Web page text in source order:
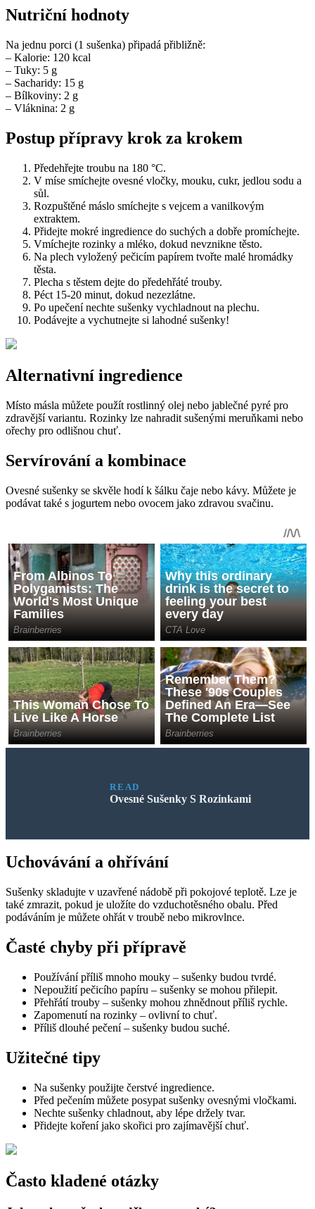
Nutriční hodnoty
Na jednu porci (1 sušenka) připadá přibližně:
– Kalorie: 120 kcal
– Tuky: 5 g
– Sacharidy: 15 g
– Bílkoviny: 2 g
– Vláknina: 2 g
Postup přípravy krok za krokem
Předehřejte troubu na 180 °C.
V míse smíchejte ovesné vločky, mouku, cukr, jedlou sodu a
sůl.
Rozpuštěné máslo smíchejte s vejcem a vanilkovým
extraktem.
Přidejte mokré ingredience do suchých a dobře promíchejte.
Vmíchejte rozinky a mléko, dokud nevznikne těsto.
Na plech vyložený pečicím papírem tvořte malé hromádky
těsta.
Plecha s těstem dejte do předehřáté trouby.
Péct 15-20 minut, dokud nezezlátne.
Po upečení nechte sušenky vychladnout na plechu.
Podávejte a vychutnejte si lahodné sušenky!
Alternativní ingredience
Místo másla můžete použít rostlinný olej nebo jablečné pyré pro
zdravější variantu. Rozinky lze nahradit sušenými meruňkami nebo
ořechy pro odlišnou chuť.
Servírování a kombinace
Ovesné sušenky se skvěle hodí k šálku čaje nebo kávy. Můžete je
podávat také s jogurtem nebo ovocem jako zdravou svačinu.
READ
Ovesné Sušenky S Rozinkami
Uchovávání a ohřívání
Sušenky skladujte v uzavřené nádobě při pokojové teplotě. Lze je
také zmrazit, pokud je uložíte do vzduchotěsného obalu. Před
podáváním je můžete ohřát v troubě nebo mikrovlnce.
Časté chyby při přípravě
Používání příliš mnoho mouky – sušenky budou tvrdé.
Nepoužití pečicího papíru – sušenky se mohou přilepit.
Přehřátí trouby – sušenky mohou zhnědnout příliš rychle.
Zapomenutí na rozinky – ovlivní to chuť.
Příliš dlouhé pečení – sušenky budou suché.
Užitečné tipy
Na sušenky použijte čerstvé ingredience.
Před pečením můžete posypat sušenky ovesnými vločkami.
Nechte sušenky chladnout, aby lépe držely tvar.
Přidejte koření jako skořici pro zajímavější chuť.
Často kladené otázky